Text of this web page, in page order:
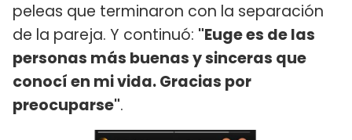
peleas que terminaron con la separación
de la pareja. Y continuó: "Euge es de las
personas más buenas y sinceras que
conocí en mi vida. Gracias por
preocuparse".